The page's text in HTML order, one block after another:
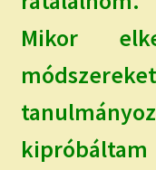
Mikor